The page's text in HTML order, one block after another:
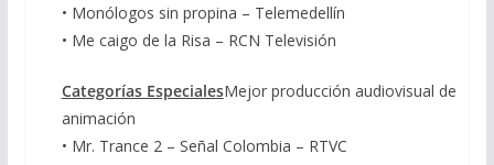
• Monólogos sin propina – Telemedellín
• Me caigo de la Risa – RCN Televisión
Categorías EspecialesMejor producción audiovisual de
animación
• Mr. Trance 2 – Señal Colombia – RTVC